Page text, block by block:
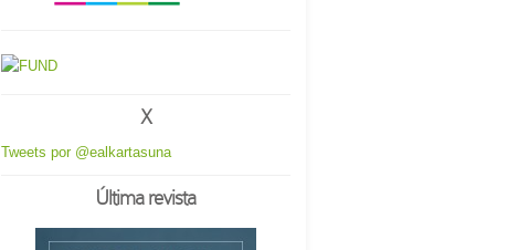
X
Tweets por @ealkartasuna
Última revista